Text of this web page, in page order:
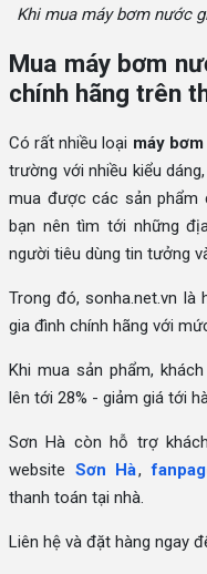
Khi mua máy bơm nước
Mua máy bơm
chính hãng trên
Có rất nhiều loại máy
trường với nhiều kiểu
mua được các sản phẩm
bạn nên tìm tới những
người tiêu dùng tin tưởng
Trong đó, sonha.net.vn là
gia đình chính hãng với
Khi mua sản phẩm,
lên tới 28% - giảm giá tới
Sơn Hà còn hỗ trợ
website Sơn Hà,
thanh toán tại nhà.
Liên hệ và đặt hàng ngay